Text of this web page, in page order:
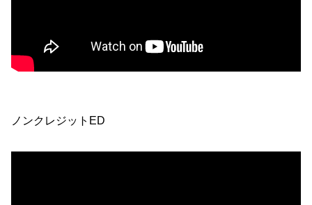
ノンクレジットED